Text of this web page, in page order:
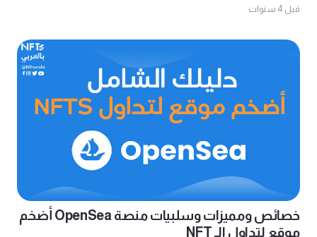
قبل 4 سنوات
خصائص ومميزات وسلبيات منصة OpenSea أضخم
موقع لتداول الـ NFT